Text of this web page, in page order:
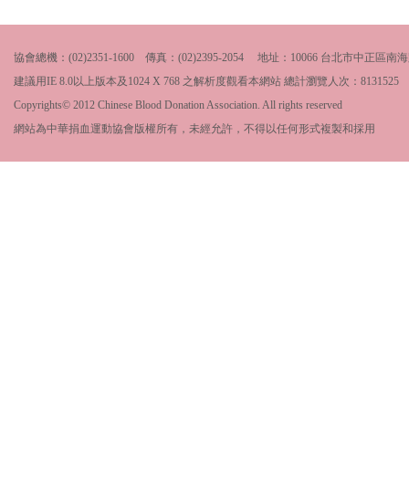
協會總機：(02)2351-1600 傳真：(02)2395-2054 地址：10066 台北市中正區南
建議用IE 8.0以上版本及1024 X 768 之解析度觀看本網站 總計瀏覽人次： 8131525
Copyrights© 2012 Chinese Blood Donation Association. All rights reserved
網站為中華捐血運動協會版權所有，未經允許，不得以任何形式複製和採用